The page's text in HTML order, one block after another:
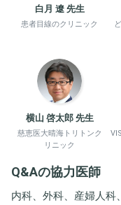
白月 遼 先生
患者目線のクリニック
横山 啓太郎 先生
慈恵医大晴海トリトンク
リニック
Q&Aの協力医師
内科、外科、産婦人科